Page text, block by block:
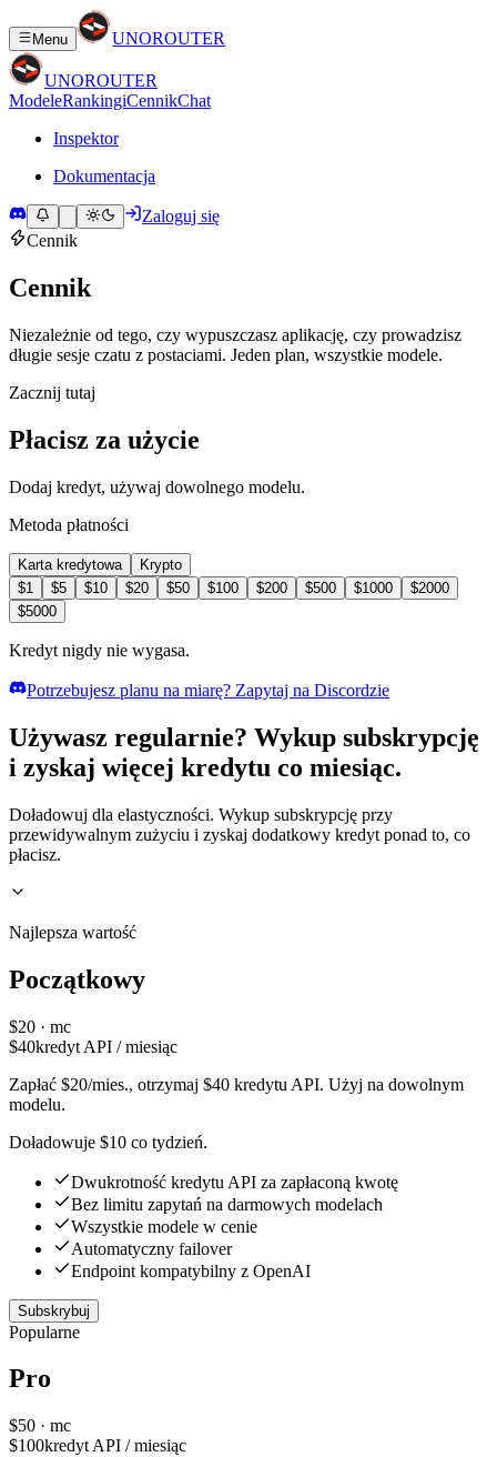
Menu UNOROUTER
UNOROUTER
ModeleRankingiCennikChat
Inspektor
Dokumentacja
Zaloguj się
Cennik
Cennik
Niezależnie od tego, czy wypuszczasz aplikację, czy prowadzisz
długie sesje czatu z postaciami. Jeden plan, wszystkie modele.
Zacznij tutaj
Płacisz za użycie
Dodaj kredyt, używaj dowolnego modelu.
Metoda płatności
Karta kredytowa
Krypto
$1 $5 $10 $20 $50 $100 $200 $500 $1000 $2000
$5000
Kredyt nigdy nie wygasa.
Potrzebujesz planu na miarę? Zapytaj na Discordzie
Używasz regularnie? Wykup subskrypcję
i zyskaj więcej kredytu co miesiąc.
Doładowuj dla elastyczności. Wykup subskrypcję przy
przewidywalnym zużyciu i zyskaj dodatkowy kredyt ponad to, co
płacisz.
Najlepsza wartość
Początkowy
$20 · mc
$40kredyt API / miesiąc
Zapłać $20/mies., otrzymaj $40 kredytu API. Użyj na dowolnym
modelu.
Doładowuje $10 co tydzień.
Dwukrotność kredytu API za zapłaconą kwotę
Bez limitu zapytań na darmowych modelach
Wszystkie modele w cenie
Automatyczny failover
Endpoint kompatybilny z OpenAI
Subskrybuj
Popularne
Pro
$50 · mc
$100kredyt API / miesiąc